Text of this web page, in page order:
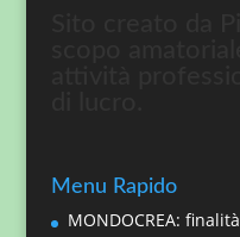
Menu Rapido
MONDOCREA: finalità